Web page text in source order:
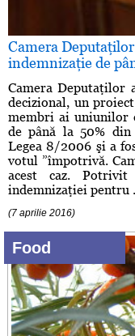
Camera
indemnizaţie de
Camera Deputaţilor
decizional, un
membri ai uniunilor
de până la 50%
Legea 8/2006 şi a
votul ”împotrivă.
acest caz.
indemnizaţiei pentru
(7 aprilie 2016)
Food